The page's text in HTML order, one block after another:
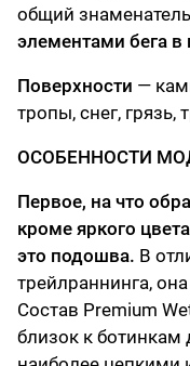
общий
элементами бега
Поверхности —
тропы, снег, грязь,
ОСОБЕННОСТИ
Первое, на что
кроме яркого
это подошва. В
трейлраннинга,
Состав Premium
близок к ботинкам